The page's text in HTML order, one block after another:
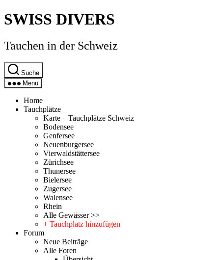
Direkt
zum
wechseln
SWISS DIVERS
Tauchen in der Schweiz
Suche
Menü
Home
Tauchplätze
Karte – Tauchplätze Schweiz
Bodensee
Genfersee
Neuenburgersee
Vierwaldstättersee
Zürichsee
Thunersee
Bielersee
Zugersee
Walensee
Rhein
Alle Gewässer >>
+ Tauchplatz hinzufügen
Forum
Neue Beiträge
Alle Foren